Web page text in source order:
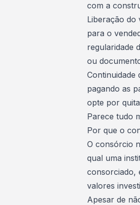
com a
Liberação do
para o
regularidade
ou
Continuidade
pagando as
opte por
Parece tudo
Por que o
O consórcio
qual uma
consorciado,
valores
Apesar de